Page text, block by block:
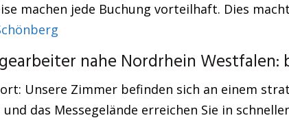
machen jede Buchung vorteilhaft. Dies
nahe Nordrhein
Unsere Zimmer befinden sich an einem
das Messegelände erreichen Sie in